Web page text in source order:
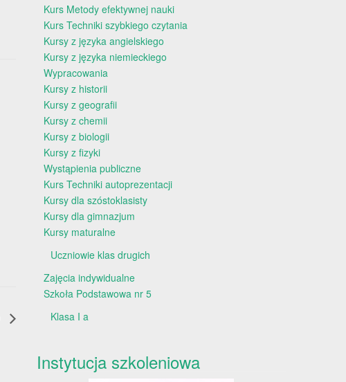
Kurs Metody efektywnej nauki
Kurs Techniki szybkiego czytania
Kursy z języka angielskiego
Kursy z języka niemieckiego
Wypracowania
Kursy z historii
Kursy z geografii
Kursy z chemii
Kursy z biologii
Kursy z fizyki
Wystąpienia publiczne
Kurs Techniki autoprezentacji
Kursy dla szóstoklasisty
Kursy dla gimnazjum
Kursy maturalne
Uczniowie klas drugich
Zajęcia indywidualne
Szkoła Podstawowa nr 5
Klasa I a
Instytucja szkoleniowa